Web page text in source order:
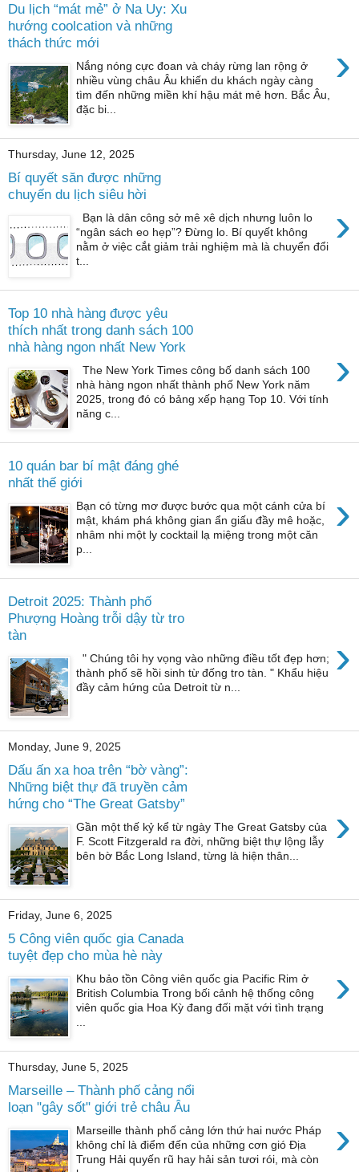
Du lịch “mát mẻ” ở Na Uy: Xu
hướng coolcation và những
thách thức mới
›
Nắng nóng cực đoan và cháy rừng lan rộng ở
nhiều vùng châu Âu khiến du khách ngày càng
tìm đến những miền khí hậu mát mẻ hơn. Bắc Âu,
đặc bi...
Thursday, June 12, 2025
Bí quyết săn được những
chuyến du lịch siêu hời
›
Bạn là dân công sở mê xê dịch nhưng luôn lo
“ngân sách eo hẹp”? Đừng lo. Bí quyết không
nằm ở việc cắt giảm trải nghiệm mà là chuyển đổi
t...
Top 10 nhà hàng được yêu
thích nhất trong danh sách 100
nhà hàng ngon nhất New York
›
The New York Times công bố danh sách 100
nhà hàng ngon nhất thành phố New York năm
2025, trong đó có bảng xếp hạng Top 10. Với tính
năng c...
10 quán bar bí mật đáng ghé
nhất thế giới
›
Bạn có từng mơ được bước qua một cánh cửa bí
mật, khám phá không gian ẩn giấu đầy mê hoặc,
nhâm nhi một ly cocktail lạ miệng trong một căn
p...
Detroit 2025: Thành phố
Phượng Hoàng trỗi dậy từ tro
tàn
›
" Chúng tôi hy vọng vào những điều tốt đẹp hơn;
thành phố sẽ hồi sinh từ đống tro tàn. " Khẩu hiệu
đầy cảm hứng của Detroit từ n...
Monday, June 9, 2025
Dấu ấn xa hoa trên “bờ vàng”:
Những biệt thự đã truyền cảm
hứng cho “The Great Gatsby”
›
Gần một thế kỷ kể từ ngày The Great Gatsby của
F. Scott Fitzgerald ra đời, những biệt thự lộng lẫy
bên bờ Bắc Long Island, từng là hiện thân...
Friday, June 6, 2025
5 Công viên quốc gia Canada
tuyệt đẹp cho mùa hè này
›
Khu bảo tồn Công viên quốc gia Pacific Rim ở
British Columbia Trong bối cảnh hệ thống công
viên quốc gia Hoa Kỳ đang đối mặt với tình trạng
Thursday, June 5, 2025
Marseille – Thành phố cảng nổi
loạn "gây sốt" giới trẻ châu Âu
›
Marseille thành phố cảng lớn thứ hai nước Pháp
không chỉ là điểm đến của những cơn gió Địa
Trung Hải quyến rũ hay hải sản tươi rói, mà còn